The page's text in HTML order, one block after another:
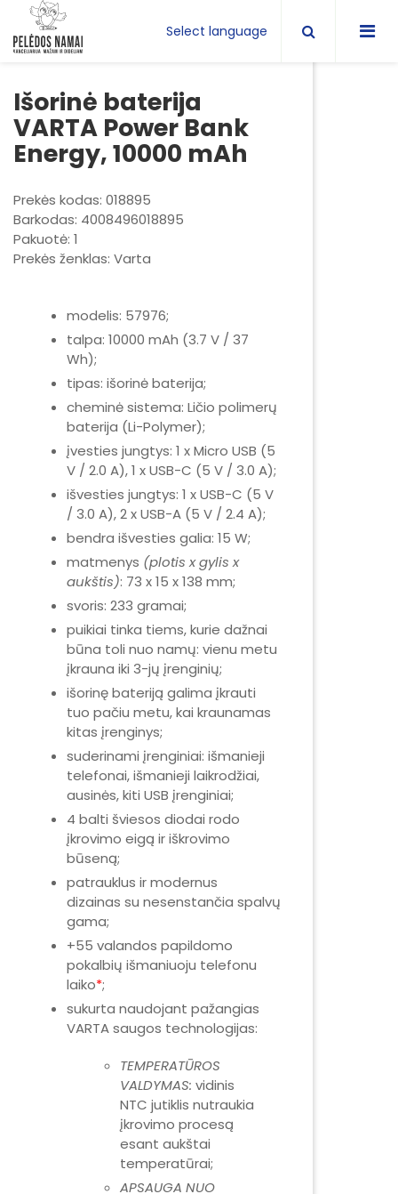
Select language
Išorinė baterija
VARTA Power Bank
Energy, 10000 mAh
Prekės kodas: 018895
Barkodas: 4008496018895
Pakuotė: 1
Prekės ženklas: Varta
modelis: 57976;
talpa: 10000 mAh (3.7 V / 37
Wh);
tipas: išorinė baterija;
cheminė sistema: Ličio polimerų
baterija (Li-Polymer);
įvesties jungtys: 1 x Micro USB (5
V / 2.0 A), 1 x USB-C (5 V / 3.0 A);
išvesties jungtys: 1 x USB-C (5 V
/ 3.0 A), 2 x USB-A (5 V / 2.4 A);
bendra išvesties galia: 15 W;
matmenys (plotis x gylis x
aukštis): 73 x 15 x 138 mm;
svoris: 233 gramai;
puikiai tinka tiems, kurie dažnai
būna toli nuo namų: vienu metu
įkrauna iki 3-jų įrenginių;
išorinę bateriją galima įkrauti
tuo pačiu metu, kai kraunamas
kitas įrenginys;
suderinami įrenginiai: išmanieji
telefonai, išmanieji laikrodžiai,
ausinės, kiti USB įrenginiai;
4 balti šviesos diodai rodo
įkrovimo eigą ir iškrovimo
būseną;
patrauklus ir modernus
dizainas su nesenstančia spalvų
gama;
+55 valandos papildomo
pokalbių išmaniuoju telefonu
laiko*;
sukurta naudojant pažangias
VARTA saugos technologijas:
TEMPERATŪROS
VALDYMAS: vidinis
NTC jutiklis nutraukia
įkrovimo procesą
esant aukštai
temperatūrai;
APSAUGA NUO